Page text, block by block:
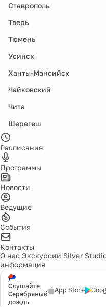
Ставрополь
Тверь
Тюмень
Усинск
Ханты-Мансийск
Чайковский
Чита
Шерегеш
Расписание
Программы
Новости
Ведущие
События
Контакты
О нас Экскурсии Silver
информация
Слушайте
Серебряный
дождь
App Store